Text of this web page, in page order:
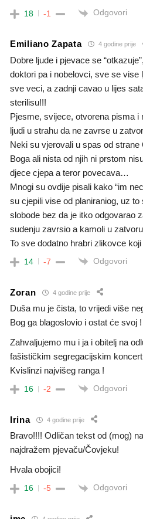
18 -1 Odgovori
Emiliano Zapata 4 godine prije
Dobre ljude i pjevace se
doktori pa i nobelovci, sve se vise
sve veci, a zadnji cavao u lijes
sterilisu!!!
Pjesme, svijece, otvorena pisma i
ljudi u strahu da ne zavrse u
Neki su vjerovali u spas od strane
Boga ali nista od njih ni prstom
djece cjepa a teror povecava…
Mnogi su ovdije pisali kako “im
su cjepili vise od planiraniog, uz
slobode bez da je itko odgovarao
sudenju zavrsio a kamoli u
To sve dodatno hrabri zlikovce
14 -7 Odgovori
Zoran 4 godine prije
Duša mu je čista, to vrijedi više
Bog ga blagoslovio i ostat će svoj !
Zahvaljujemo mu i ja i obitelj na
fašističkim segregacijskim
Kvislinzi najvišeg ranga !
16 -2 Odgovori
Irina 4 godine prije
Bravo!!!! Odličan tekst od (mog)
najdražem pjevaču/Čovjeku!
Hvala obojici!
16 -5 Odgovori